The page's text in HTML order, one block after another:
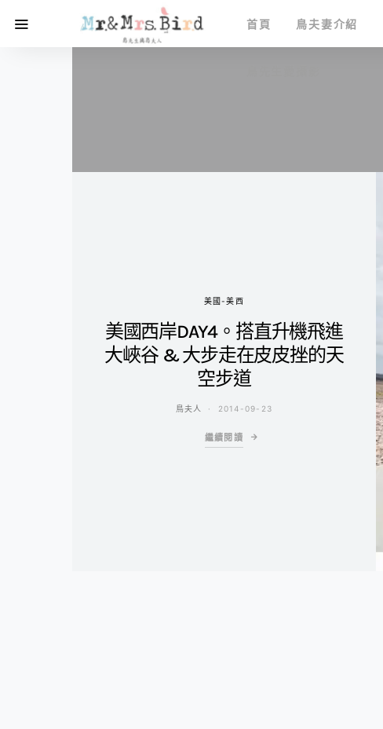
首頁 鳥夫妻介紹
美國-美西
美國西岸DAY4。搭直升機飛進
大峽谷 & 大步走在皮皮挫的天
空步道
鳥夫人 2014-09-23
繼續閱讀